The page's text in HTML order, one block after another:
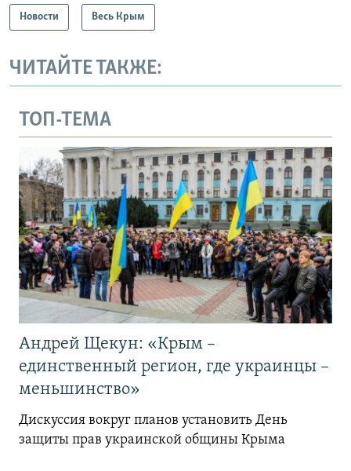
Новости Весь Крым
ЧИТАЙТЕ ТАКЖЕ:
ТОП-ТЕМА
Андрей Щекун: «Крым –
единственный регион, где украинцы –
меньшинство»
Дискуссия вокруг планов установить День
защиты прав украинской общины Крыма